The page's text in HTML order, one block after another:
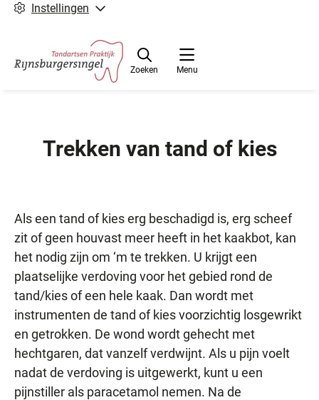
Instellingen
Menu
Zoeken
Trekken van tand of kies
Als een tand of kies erg beschadigd is, erg scheef
zit of geen houvast meer heeft in het kaakbot, kan
het nodig zijn om ‘m te trekken. U krijgt een
plaatselijke verdoving voor het gebied rond de
tand/kies of een hele kaak. Dan wordt met
instrumenten de tand of kies voorzichtig losgewrikt
en getrokken. De wond wordt gehecht met
hechtgaren, dat vanzelf verdwijnt. Als u pijn voelt
nadat de verdoving is uitgewerkt, kunt u een
pijnstiller als paracetamol nemen. Na de